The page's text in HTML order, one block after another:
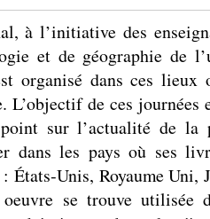
à l’initiative des
et de géographie de
organisé dans ces
L’objectif de ces journées
sur l’actualité de la
dans les pays où ses
États‐Unis, Royaume Uni,
se trouve utilisée